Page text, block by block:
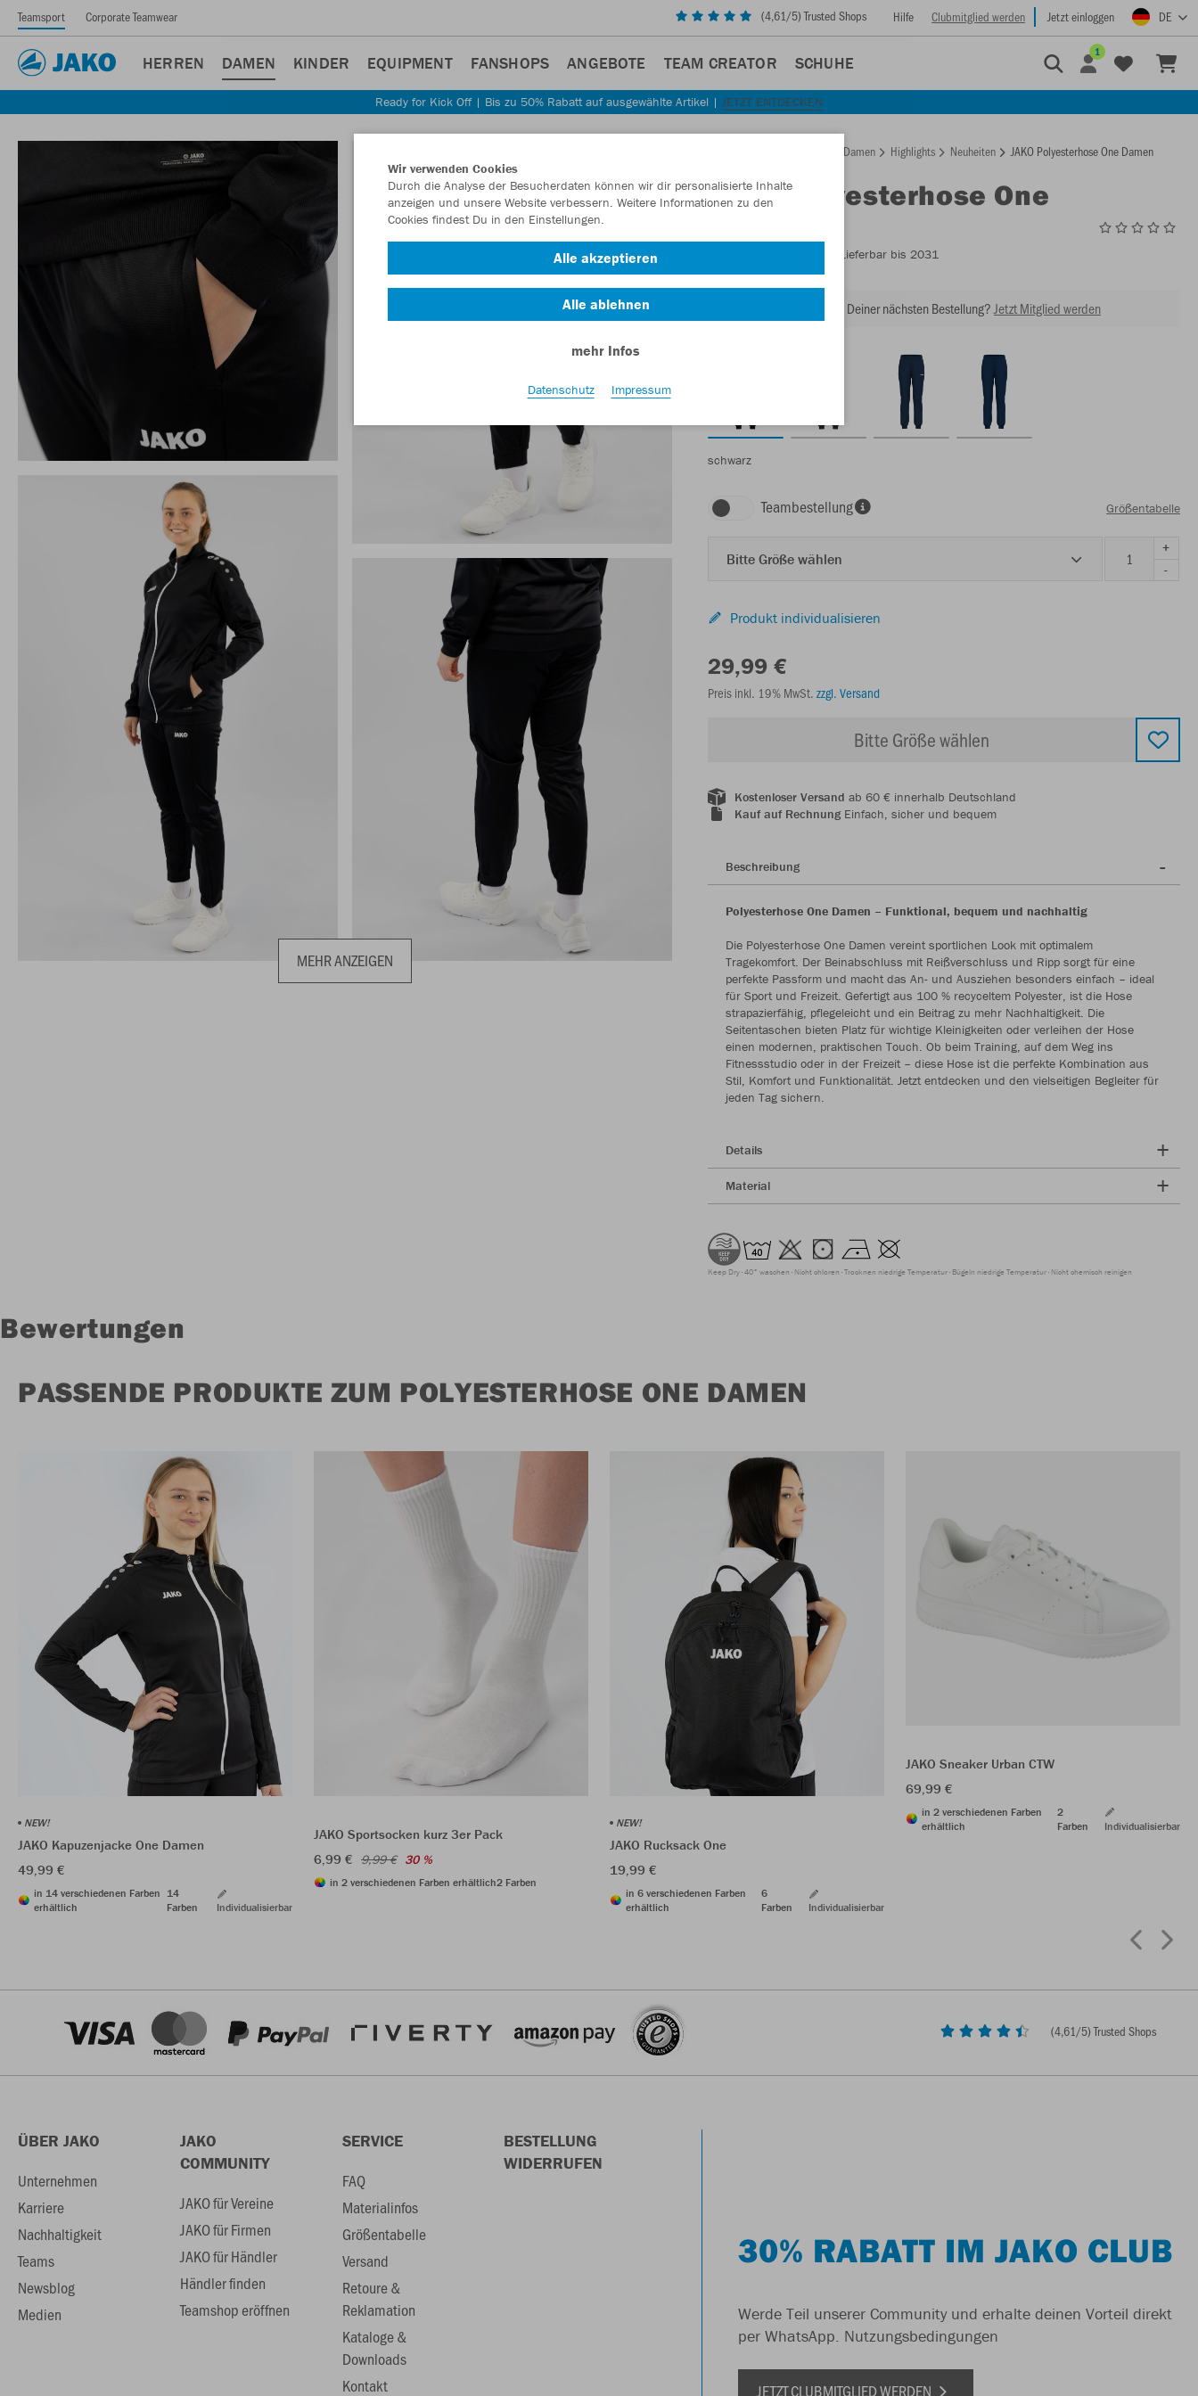
Teamsport Corporate Teamwear (4,61/5) Trusted Shops Hilfe Clubmitglied werden Jetzt einloggen DE
HERREN DAMEN KINDER EQUIPMENT FANSHOPS ANGEBOTE TEAM CREATOR SCHUHE
1
Ready for Kick Off | Bis zu 50% Rabatt auf ausgewählte Artikel | JETZT ENTDECKEN
MEHR ANZEIGEN
Damen Highlights Neuheiten JAKO Polyesterhose One Damen
JAKOPolyesterhose One
- Lieferbar bis 2031
Lust auf 30% Rabatt bei Deiner nächsten Bestellung? Jetzt Mitglied werden
schwarz
Teambestellung Größentabelle
Bitte Größe wählen
+
-
Produkt individualisieren
29,99 €
Preis inkl. 19% MwSt. zzgl. Versand
Bitte Größe wählen
Kostenloser Versand ab 60 € innerhalb Deutschland
Kauf auf RechnungEinfach, sicher und bequem
Beschreibung
Polyesterhose One Damen – Funktional, bequem und nachhaltig
Die Polyesterhose One Damen vereint sportlichen Look mit optimalem
Tragekomfort. Der Beinabschluss mit Reißverschluss und Ripp sorgt für eine
perfekte Passform und macht das An- und Ausziehen besonders einfach – ideal
für Sport und Freizeit. Gefertigt aus 100 % recyceltem Polyester, ist die Hose
strapazierfähig, pflegeleicht und ein Beitrag zu mehr Nachhaltigkeit. Die
Seitentaschen bieten Platz für wichtige Kleinigkeiten oder verleihen der Hose
einen modernen, praktischen Touch. Ob beim Training, auf dem Weg ins
Fitnessstudio oder in der Freizeit – diese Hose ist die perfekte Kombination aus
Stil, Komfort und Funktionalität. Jetzt entdecken und den vielseitigen Begleiter für
jeden Tag sichern.
Details
Material
Keep Dry 40° waschen Nicht chloren Trocknen niedrige Temperatur Bügeln niedrige Temperatur Nicht chemisch reinigen
Bewertungen
PASSENDE PRODUKTE ZUM POLYESTERHOSE ONE DAMEN
NEW!
JAKO Kapuzenjacke One Damen
49,99 €
in 14 verschiedenen Farben
erhältlich
14
Farben
Individualisierbar
JAKO Sportsocken kurz 3er Pack
6,99 € 9,99 € 30 %
in 2 verschiedenen Farben erhältlich2 Farben
NEW!
JAKO Rucksack One
19,99 €
in 6 verschiedenen Farben
erhältlich
6
Farben
Individualisierbar
JAKO Sneaker Urban CTW
69,99 €
in 2 verschiedenen Farben
erhältlich
2
Farben
Individualisierbar
(4,61/5) Trusted Shops
ÜBER JAKO
Unternehmen
Karriere
Nachhaltigkeit
Teams
Newsblog
Medien
JAKO
COMMUNITY
JAKO für Vereine
JAKO für Firmen
JAKO für Händler
Händler finden
Teamshop eröffnen
SERVICE
FAQ
Materialinfos
Größentabelle
Versand
Retoure &
Reklamation
Kataloge &
Downloads
Kontakt
BESTELLUNG
WIDERRUFEN
30% RABATT IM JAKO CLUB
Werde Teil unserer Community und erhalte deinen Vorteil direkt
per WhatsApp. Nutzungsbedingungen
JETZT CLUBMITGLIED WERDEN
Wir verwenden Cookies
Durch die Analyse der Besucherdaten können wir dir personalisierte Inhalte
anzeigen und unsere Website verbessern. Weitere Informationen zu den
Cookies findest Du in den Einstellungen.
Alle akzeptieren
Alle ablehnen
mehr Infos
Datenschutz Impressum